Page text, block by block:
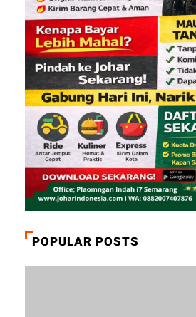
POPULAR POSTS